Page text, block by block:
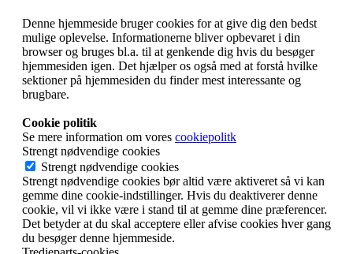
Denne hjemmeside bruger cookies for at give dig den bedst
mulige oplevelse. Informationerne bliver opbevaret i din
browser og bruges bl.a. til at genkende dig hvis du besøger
hjemmesiden igen. Det hjælper os også med at forstå hvilke
sektioner på hjemmesiden du finder mest interessante og
brugbare.
Cookie politik
Se mere information om vores cookiepolitk
Strengt nødvendige cookies
Strengt nødvendige cookies
Strengt nødvendige cookies bør altid være aktiveret så vi kan
gemme dine cookie-indstillinger. Hvis du deaktiverer denne
cookie, vil vi ikke være i stand til at gemme dine præferencer.
Det betyder at du skal acceptere eller afvise cookies hver gang
du besøger denne hjemmeside.